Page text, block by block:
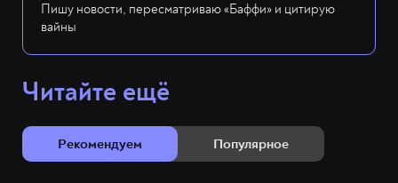
Пишу новости, пересматриваю «Баффи» и цитирую
вайны
Читайте ещё
Рекомендуем Популярное